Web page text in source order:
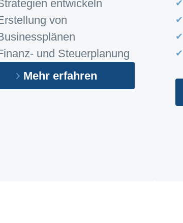
entwickeln
von
und Steuerplanung
Mehr erfahren